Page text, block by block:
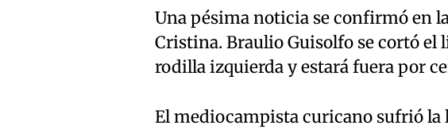
Una pésima noticia se confirmó en
Cristina. Braulio Guisolfo se cortó
rodilla izquierda y estará fuera por
El mediocampista curicano sufrió